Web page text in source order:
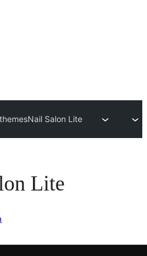
Nail Salon Lite
Lite